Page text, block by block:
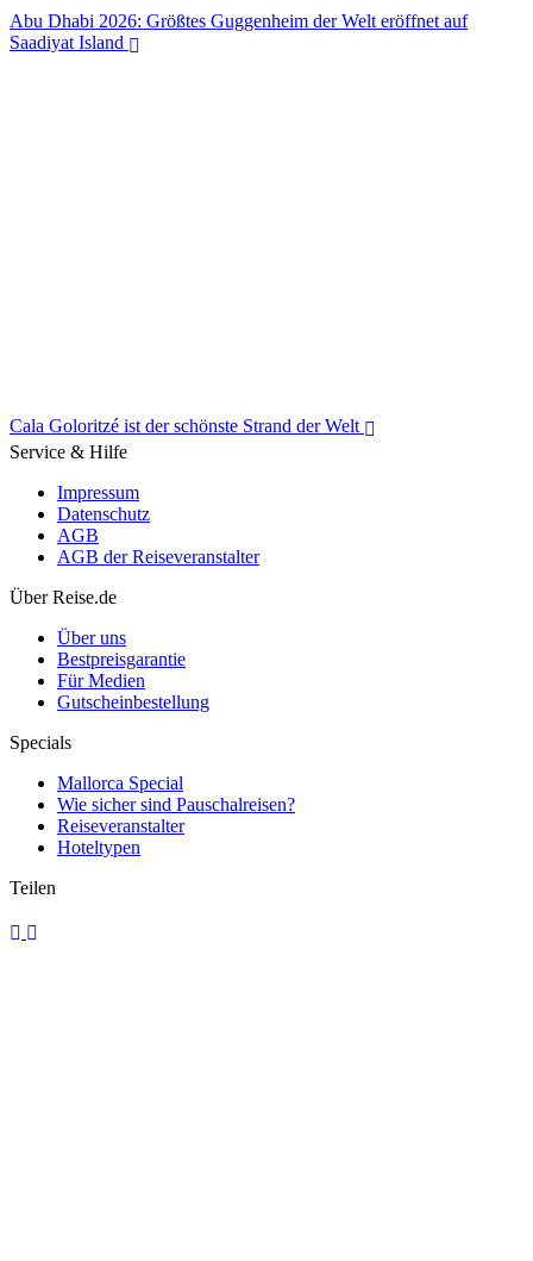
Abu Dhabi 2026: Größtes Guggenheim der Welt eröffnet auf
Saadiyat Island
Cala Goloritzé ist der schönste Strand der Welt
Cala Goloritzé ist der schönste Strand der Welt
Service & Hilfe
Impressum
Datenschutz
AGB
AGB der Reiseveranstalter
Über Reise.de
Über uns
Bestpreisgarantie
Für Medien
Gutscheinbestellung
Specials
Mallorca Special
Wie sicher sind Pauschalreisen?
Reiseveranstalter
Hoteltypen
Teilen